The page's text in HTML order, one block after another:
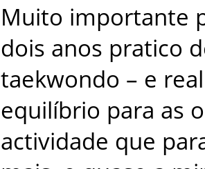
Muito importante
dois anos pratico
taekwondo – e
equilíbrio para as
actividade que